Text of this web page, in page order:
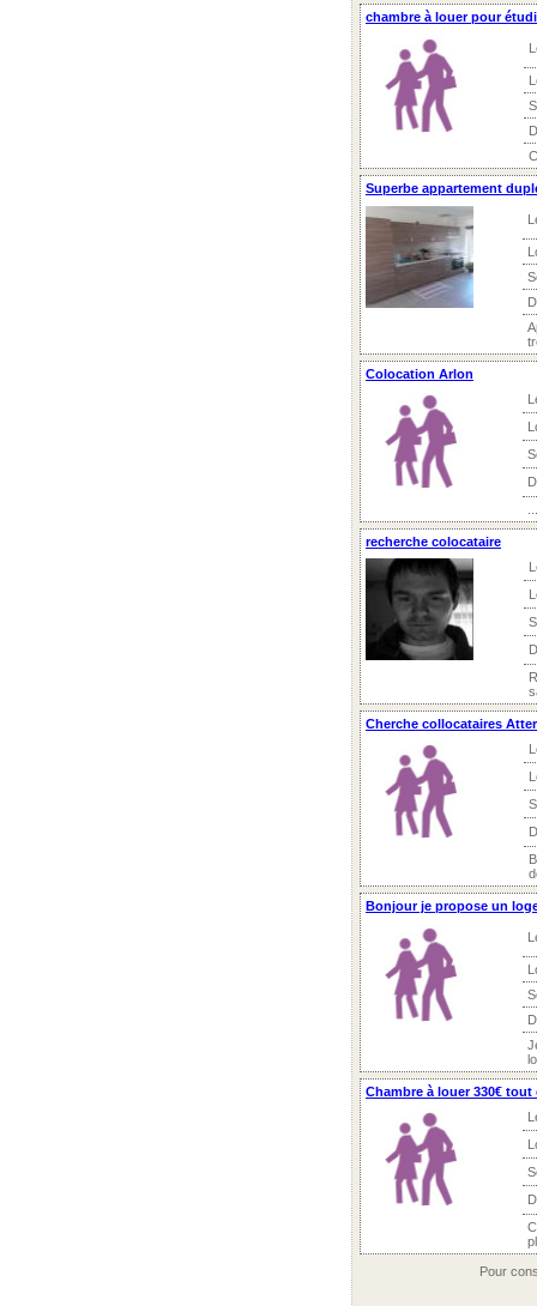
chambre à louer pour
Superbe appartement
Colocation Arlon
recherche colocataire
Cherche collocataires
Bonjour je propose un
Chambre à louer 330€
Pour